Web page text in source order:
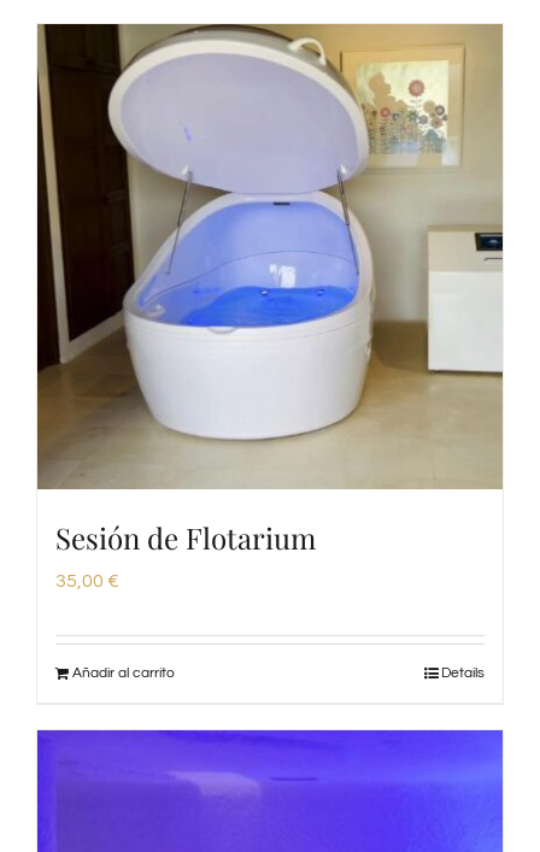
Sesión de Flotarium
35,00 €
Añadir al carrito Details